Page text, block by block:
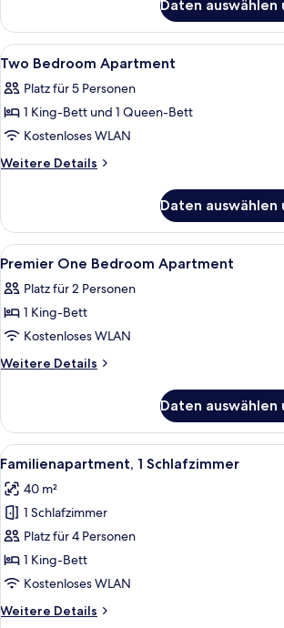
2 Schlafzimmer
Daten auswählen
Alle
Fotos
für
Two
Bedroom
Apartment
Hochwertige
9
Two Bedroom Apartment
Platz für 5 Personen
1 King-Bett und 1 Queen-Bett
Kostenloses WLAN
Weitere Details
Weitere
Bedroom
Apartment
Daten auswählen
Alle
Fotos
für
Premier
One
Bedroom
Hochwertige
9
Premier One Bedroom Apartment
Platz für 2 Personen
1 King-Bett
Kostenloses WLAN
Weitere Details
Weitere
One
Bedroom
Apartment
Daten auswählen
Alle
Fotos
für
Familienapartment,
1
Schlafzimmer
anzeigen
Ein
11
Familienapartment, 1 Schlafzimmer
40 m²
1 Schlafzimmer
Platz für 4 Personen
1 King-Bett
Kostenloses WLAN
Weitere Details
Weitere